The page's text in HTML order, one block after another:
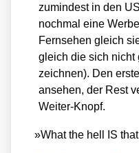
zumin­dest in den
noch­mal eine
Fern­se­hen gleich
gleich die sich
zeich­nen). Den
anse­hen, der Rest
Wei­ter-Knopf.
»What the hell IS